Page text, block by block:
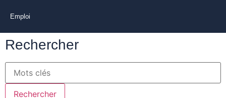
Emploi
Rechercher
Rechercher